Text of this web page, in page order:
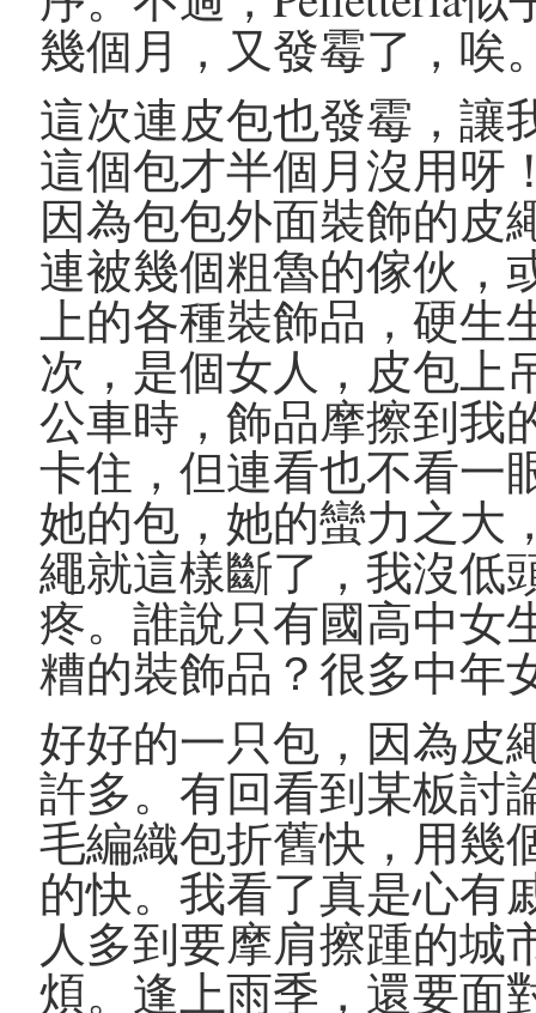
幾個月，又發霉了，唉
這次連皮包也發霉，讓
這個包才半個月沒用呀
因為包包外面裝飾的皮
連被幾個粗魯的傢伙，
上的各種裝飾品，硬生
次，是個女人，皮包上
公車時，飾品摩擦到我
卡住，但連看也不看一
她的包，她的蠻力之大
繩就這樣斷了，我沒低
疼。誰說只有國高中女
糟的裝飾品？很多中年
好好的一只包，因為皮
許多。有回看到某板討
毛編織包折舊快，用幾
的快。我看了真是心有
人多到要摩肩擦踵的城
煩。逢上雨季，還要面